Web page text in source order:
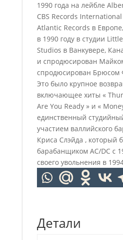
1990 года на лейбле
CBS Records
Atlantic Records в
в 1990 году в студии
Studios в Ванкувере,
и спродюсирован
спродюсирован Брюсом
Это было крупное
включающее хиты «
Are You Ready » и «
единственный
участием валлийского
Криса Слэйда , который
барабанщиком AC/DC с
своего увольнения в
Детали